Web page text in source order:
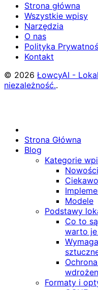
Strona główna
Wszystkie wpisy
Narzędzia
O nas
Polityka
Kontakt
© 2026 ŁowcyAI -
niezależność..
Strona Główna
Blog
Kategorie
Modele
Podstawy
Co to
warto
Formaty i